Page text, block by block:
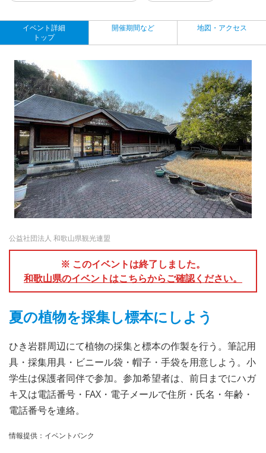
イベント詳細
トップ
開催期間など 地図・アクセス
公益社団法人 和歌山県観光連盟
※ このイベントは終了しました。
和歌山県のイベントはこちらからご確認ください。
夏の植物を採集し標本にしよう
ひき岩群周辺にて植物の採集と標本の作製を行う。筆記用
具・採集用具・ビニール袋・帽子・手袋を用意しよう。小
学生は保護者同伴で参加。参加希望者は、前日までにハガ
キ又は電話番号・FAX・電子メールで住所・氏名・年齢・
電話番号を連絡。
情報提供：イベントバンク